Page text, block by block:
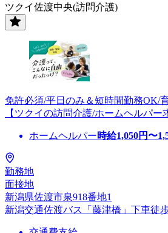
ツクイ佐渡中央(訪問介護)
免許必須/平日のみ＆短時間勤務OK/
【ツクイの訪問介護/ホームヘルパー
ホームヘルパー時給1,050円〜
勤務地
面接地
新潟県佐渡市泉918番地1
新潟交通佐渡バス「藤津橋」下車徒